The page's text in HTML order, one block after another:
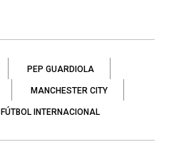
PEP GUARDIOLA
MANCHESTER CITY
FÚTBOL INTERNACIONAL